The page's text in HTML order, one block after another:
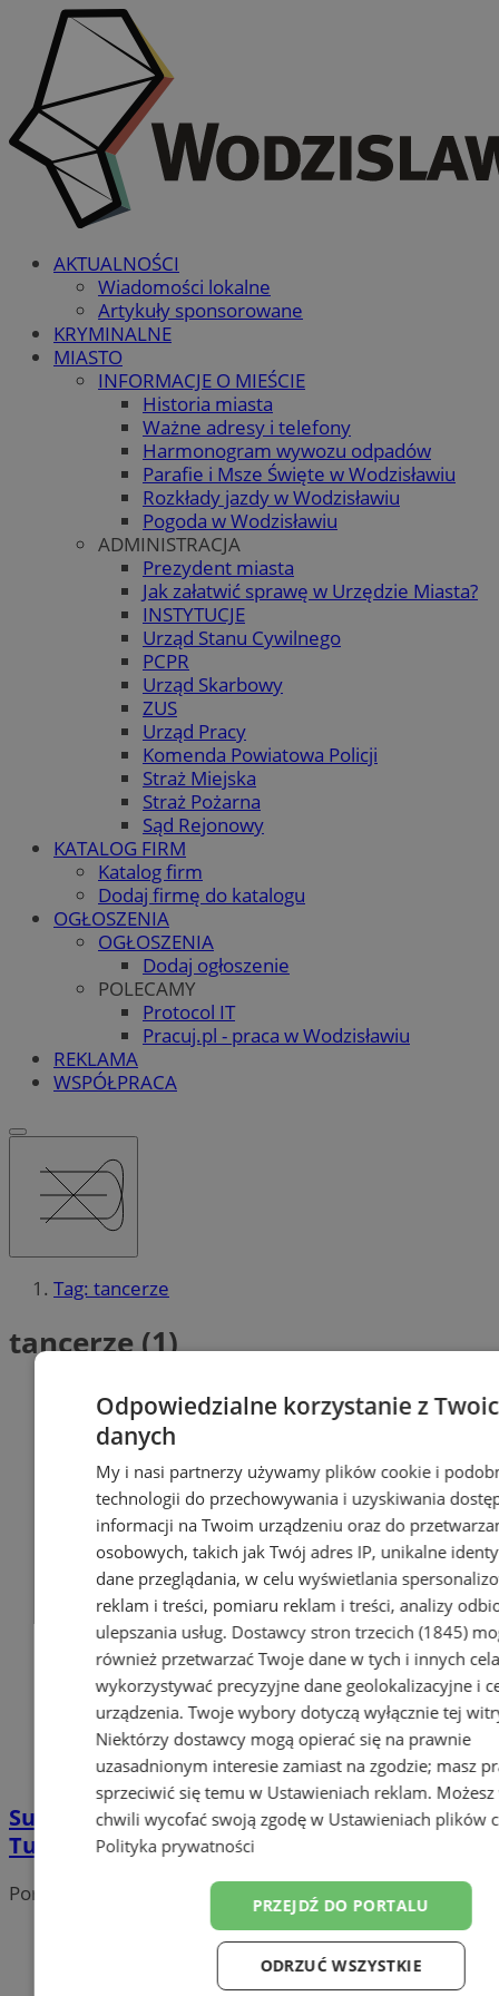
AKTUALNOŚCI
Wiadomości lokalne
Artykuły sponsorowane
KRYMINALNE
MIASTO
INFORMACJE O MIEŚCIE
Historia miasta
Ważne adresy i telefony
Harmonogram wywozu odpadów
Parafie i Msze Święte w Wodzisławiu
Rozkłady jazdy w Wodzisławiu
Pogoda w Wodzisławiu
ADMINISTRACJA
Prezydent miasta
Jak załatwić sprawę w Urzędzie Miasta?
INSTYTUCJE
Urząd Stanu Cywilnego
PCPR
Urząd Skarbowy
ZUS
Urząd Pracy
Komenda Powiatowa Policji
Straż Miejska
Straż Pożarna
Sąd Rejonowy
KATALOG FIRM
Katalog firm
Dodaj firmę do katalogu
OGŁOSZENIA
OGŁOSZENIA
Dodaj ogłoszenie
POLECAMY
Protocol IT
Pracuj.pl - praca w Wodzisławiu
REKLAMA
WSPÓŁPRACA
Tag: tancerze
tancerze (1)
Sukces KTT Spin na Międzynarodowym
Turnieju Tanecznym w Wiedniu
Portal należy do sieci
Odpowiedzialne korzystanie z
danych
My i nasi partnerzy używamy plików cookie i
technologii do przechowywania i uzyskiwania
informacji na Twoim urządzeniu oraz do
osobowych, takich jak Twój adres IP, unikalne
dane przeglądania, w celu wyświetlania
reklam i treści, pomiaru reklam i treści, analizy
ulepszania usług. Dostawcy stron trzecich (1845)
również przetwarzać Twoje dane w tych i innych
wykorzystywać precyzyjne dane geolokalizacyjne i
urządzenia. Twoje wybory dotyczą wyłącznie tej
Niektórzy dostawcy mogą opierać się na prawnie
uzasadnionym interesie zamiast na zgodzie; masz
sprzeciwić się temu w Ustawieniach reklam.
chwili wycofać swoją zgodę w Ustawieniach plików
Polityka prywatności
PRZEJDŹ DO PORTALU
ODRZUĆ WSZYSTKIE